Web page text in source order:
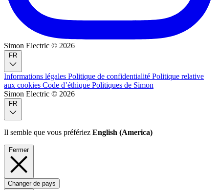
Simon Electric © 2026
Informations légales Politique de confidentialité Politique relative
aux cookies Code d’éthique Politiques de Simon
Simon Electric © 2026
Il semble que vous préfériez English (America)
Fermer
Changer de pays